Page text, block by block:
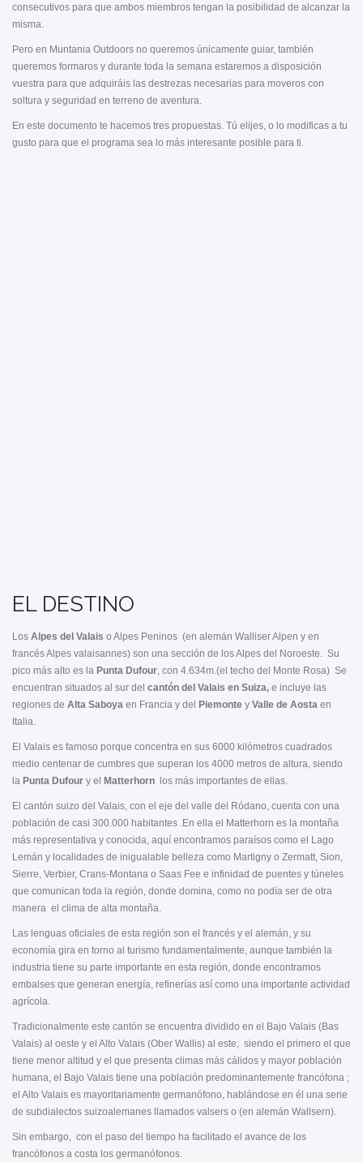
consecutivos para que ambos miembros tengan la posibilidad de alcanzar la
misma.
Pero en Muntania Outdoors no queremos únicamente guiar, también
queremos formaros y durante toda la semana estaremos a disposición
vuestra para que adquiráis las destrezas necesarias para moveros con
soltura y seguridad en terreno de aventura.
En este documento te hacemos tres propuestas. Tú elijes, o lo modificas a tu
gusto para que el programa sea lo más interesante posible para ti.
EL DESTINO
Los Alpes del Valais o Alpes Peninos (en alemán Walliser Alpen y en
francés Alpes valaisannes) son una sección de los Alpes del Noroeste. Su
pico más alto es la Punta Dufour, con 4.634m.(el techo del Monte Rosa) Se
encuentran situados al sur del cantón del Valais en Suiza, e incluye las
regiones de Alta Saboya en Francia y del Piemonte y Valle de Aosta en
Italia.
El Valais es famoso porque concentra en sus 6000 kilómetros cuadrados
medio centenar de cumbres que superan los 4000 metros de altura, siendo
la Punta Dufour y el Matterhorn los más importantes de ellas.
El cantón suizo del Valais, con el eje del valle del Ródano, cuenta con una
población de casi 300.000 habitantes .En ella el Matterhorn es la montaña
más representativa y conocida, aquí encontramos paraísos como el Lago
Lemán y localidades de inigualable belleza como Martigny o Zermatt, Sion,
Sierre, Verbier, Crans-Montana o Saas Fee e infinidad de puentes y túneles
que comunican toda la región, donde domina, como no podía ser de otra
manera el clima de alta montaña.
Las lenguas oficiales de esta región son el francés y el alemán, y su
economía gira en torno al turismo fundamentalmente, aunque también la
industria tiene su parte importante en esta región, donde encontramos
embalses que generan energía, refinerías así como una importante actividad
agrícola.
Tradicionalmente este cantón se encuentra dividido en el Bajo Valais (Bas
Valais) al oeste y el Alto Valais (Ober Wallis) al este; siendo el primero el que
tiene menor altitud y el que presenta climas más cálidos y mayor población
humana, el Bajo Valais tiene una población predominantemente francófona ;
el Alto Valais es mayoritariamente germanófono, hablándose en él una serie
de subdialectos suizoalemanes llamados valsers o (en alemán Wallsern).
Sin embargo, con el paso del tiempo ha facilitado el avance de los
francófonos a costa los germanófonos.